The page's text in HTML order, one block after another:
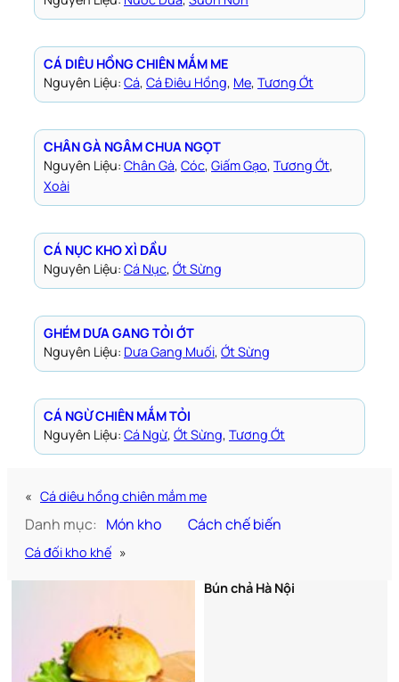
CÁ DIÊU HỒNG CHIÊN MẮM ME
Nguyên Liệu: Cá, Cá Điêu Hồng, Me, Tương Ớt
CHÂN GÀ NGÂM CHUA NGỌT
Nguyên Liệu: Chân Gà, Cóc, Giấm Gạo, Tương Ớt
Xoài
CÁ NỤC KHO XÌ DẦU
Nguyên Liệu: Cá Nục, Ớt Sừng
GHÉM DƯA GANG TỎI ỚT
Nguyên Liệu: Dưa Gang Muối, Ớt Sừng
CÁ NGỪ CHIÊN MẮM TỎI
Nguyên Liệu: Cá Ngừ, Ớt Sừng, Tương Ớt
« Cá diêu hồng chiên mắm me
Danh mục: Món kho Cách chế biến
Cá đối kho khế »
Bún chả Hà Nội